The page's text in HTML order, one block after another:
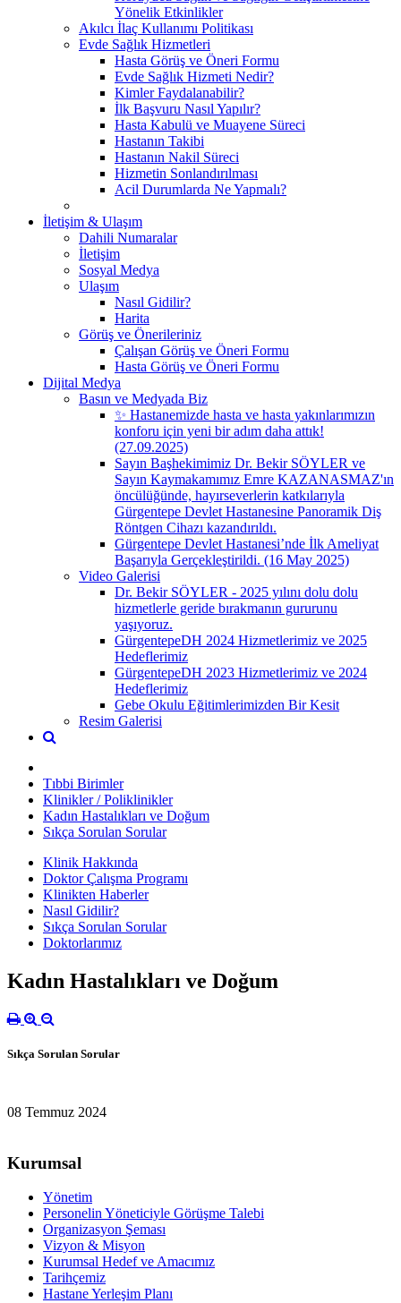
Yönelik Etkinlikler
Akılcı İlaç Kullanımı Politikası
Evde Sağlık Hizmetleri
Hasta Görüş ve Öneri Formu
Evde Sağlık Hizmeti Nedir?
Kimler Faydalanabilir?
İlk Başvuru Nasıl Yapılır?
Hasta Kabulü ve Muayene Süreci
Hastanın Takibi
Hastanın Nakil Süreci
Hizmetin Sonlandırılması
Acil Durumlarda Ne Yapmalı?
İletişim & Ulaşım
Dahili Numaralar
İletişim
Sosyal Medya
Ulaşım
Nasıl Gidilir?
Harita
Görüş ve Önerileriniz
Çalışan Görüş ve Öneri Formu
Hasta Görüş ve Öneri Formu
Dijital Medya
Basın ve Medyada Biz
✨ Hastanemizde hasta ve hasta yakınlarımızın
konforu için yeni bir adım daha attık!
(27.09.2025)
Sayın Başhekimimiz Dr. Bekir SÖYLER ve
Sayın Kaymakamımız Emre KAZANASMAZ'ın
öncülüğünde, hayırseverlerin katkılarıyla
Gürgentepe Devlet Hastanesine Panoramik Diş
Röntgen Cihazı kazandırıldı.
Gürgentepe Devlet Hastanesi’nde İlk Ameliyat
Başarıyla Gerçekleştirildi. (16 May 2025)
Video Galerisi
Dr. Bekir SÖYLER - 2025 yılını dolu dolu
hizmetlerle geride bırakmanın gururunu
yaşıyoruz.
GürgentepeDH 2024 Hizmetlerimiz ve 2025
Hedeflerimiz
GürgentepeDH 2023 Hizmetlerimiz ve 2024
Hedeflerimiz
Gebe Okulu Eğitimlerimizden Bir Kesit
Resim Galerisi
Tıbbi Birimler
Klinikler / Poliklinikler
Kadın Hastalıkları ve Doğum
Sıkça Sorulan Sorular
Klinik Hakkında
Doktor Çalışma Programı
Klinikten Haberler
Nasıl Gidilir?
Sıkça Sorulan Sorular
Doktorlarımız
Kadın Hastalıkları ve Doğum
Sıkça Sorulan Sorular
08 Temmuz 2024
Kurumsal
Yönetim
Personelin Yöneticiyle Görüşme Talebi
Organizasyon Şeması
Vizyon & Misyon
Kurumsal Hedef ve Amacımız
Tarihçemiz
Hastane Yerleşim Planı